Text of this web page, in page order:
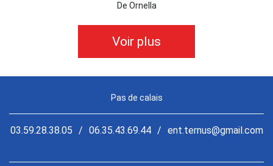
De killian62
Voir plus
Pas de calais
03.59.28.38.05 / 06.35.43.69.44 / ent.ternus@gmail.com